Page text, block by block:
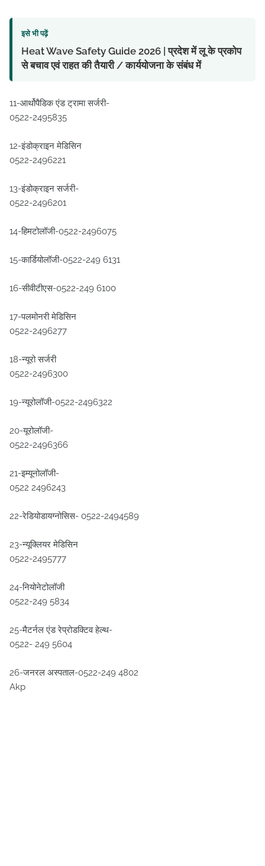
इसे भी पढ़ें
Heat Wave Safety Guide 2026 | प्रदेश में लू के प्रकोप
से बचाव एवं राहत की तैयारी / कार्ययोजना के संबंध में
11-आर्थोपैडिक एंड ट्रामा सर्जरी-
0522-2495835
12-इंडोक्राइन मेडिसिन
0522-2496221
13-इंडोक्राइन सर्जरी-
0522-2496201
14-हिमटोलॉजी-0522-2496075
15-कार्डियोलॉजी-0522-249 6131
16-सीवीटीएस-0522-249 6100
17-पलमोनरी मेडिसिन
0522-2496277
18-न्यूरो सर्जरी
0522-2496300
19-न्यूरोलॉजी-0522-2496322
20-यूरोलॉजी-
0522-2496366
21-इम्यूनोलॉजी-
0522 2496243
22-रेडियोडायग्नोसिस- 0522-2494589
23-न्यूक्लियर मेडिसिन
0522-2495777
24-नियोनेटोलॉजी
0522-249 5834
25-मैटर्नल एंड रेप्रोडक्टिव हेल्थ-
0522- 249 5604
26-जनरल अस्पताल-0522-249 4802
Akp